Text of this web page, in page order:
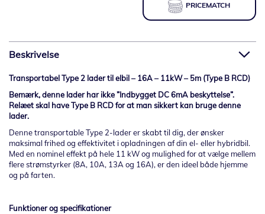
PRICEMATCH
Beskrivelse
Transportabel Type 2 lader til elbil – 16A – 11kW – 5m (Type B RCD)
Bemærk, denne lader har ikke ”Indbygget DC 6mA beskyttelse”.
Relæet skal have Type B RCD for at man sikkert kan bruge denne
lader.
Denne transportable Type 2-lader er skabt til dig, der ønsker
maksimal frihed og effektivitet i opladningen af din el- eller hybridbil.
Med en nominel effekt på hele 11 kWog mulighed for at vælge mellem
flere strømstyrker (8A, 10A, 13A og 16A), er den ideel både hjemme
og på farten.
Funktioner og specifikationer